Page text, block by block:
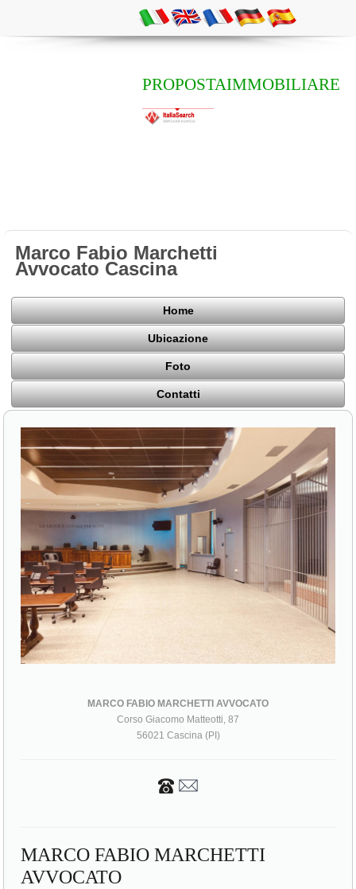
PROPOSTAIMMOBILIARE
Marco Fabio Marchetti
Avvocato Cascina
Home
Ubicazione
Foto
Contatti
MARCO FABIO MARCHETTI AVVOCATO
Corso Giacomo Matteotti, 87
56021 Cascina (PI)
MARCO FABIO MARCHETTI
AVVOCATO